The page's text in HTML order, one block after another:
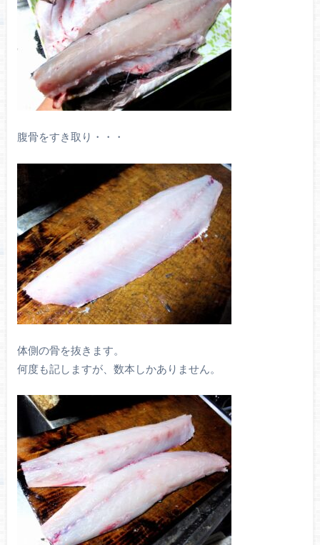
腹骨をすき取り・・・
体側の骨を抜きます。
何度も記しますが、数本しかありません。